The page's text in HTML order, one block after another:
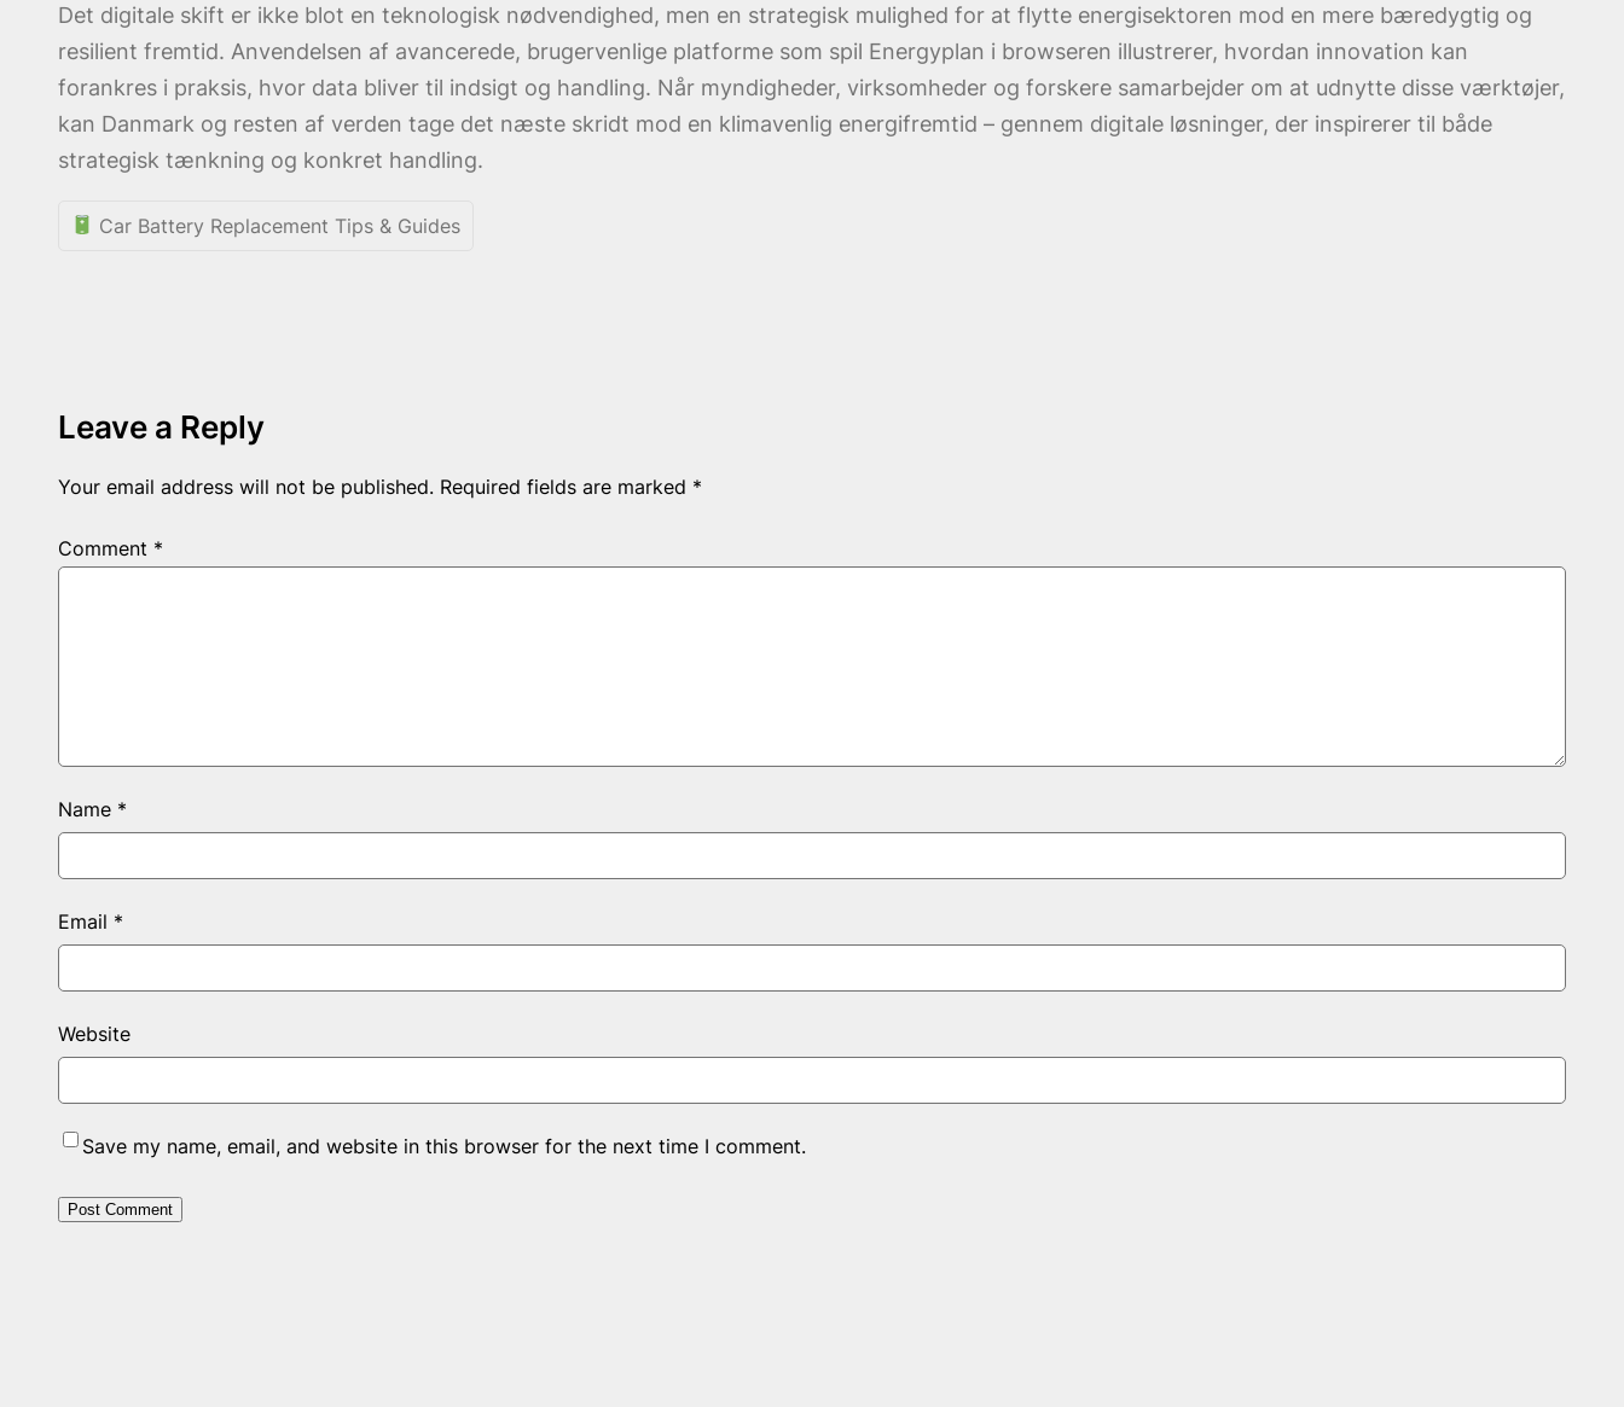
Det digitale skift er ikke blot en teknologisk nødvendighed, men en strategisk mulighed for at flytte energisektoren mod en mere bæredygtig og
resilient fremtid. Anvendelsen af avancerede, brugervenlige platforme som spil Energyplan i browseren illustrerer, hvordan innovation kan
forankres i praksis, hvor data bliver til indsigt og handling. Når myndigheder, virksomheder og forskere samarbejder om at udnytte disse værktøjer,
kan Danmark og resten af verden tage det næste skridt mod en klimavenlig energifremtid – gennem digitale løsninger, der inspirerer til både
strategisk tænkning og konkret handling.
Car Battery Replacement Tips & Guides
Leave a Reply
Your email address will not be published. Required fields are marked *
Comment *
Name *
Email *
Website
Save my name, email, and website in this browser for the next time I comment.